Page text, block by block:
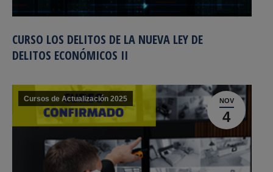
CURSO LOS DELITOS DE LA NUEVA LEY DE
DELITOS ECONÓMICOS II
NOV
4
Cursos de Actualización 2025